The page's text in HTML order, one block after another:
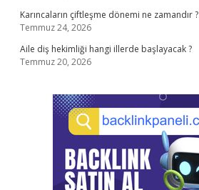
Karıncaların çiftleşme dönemi ne zamandır ?
Temmuz 24, 2026
Aile diş hekimliği hangi illerde başlayacak ?
Temmuz 20, 2026